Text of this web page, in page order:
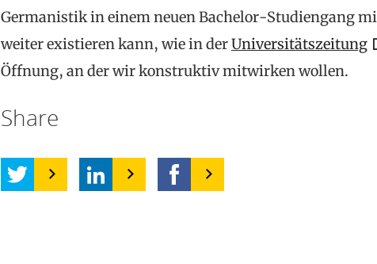
Germanistik in einem neuen Bachelor-Studiengang
weiter existieren kann, wie in derUniversitätszeitung
Öffnung, an der wir konstruktiv mitwirken wollen.
Share